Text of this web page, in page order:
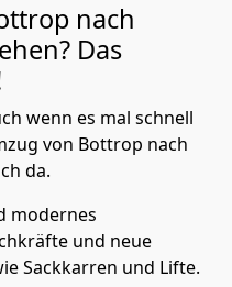
nach
Das
wenn es mal schnell
von Bottrop nach
da.
modernes
und neue
Sackkarren und Lifte.